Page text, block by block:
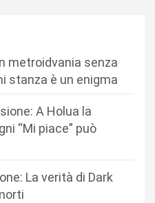
metroidvania senza
stanza è un enigma
A Holua la
“Mi piace” può
La verità di Dark